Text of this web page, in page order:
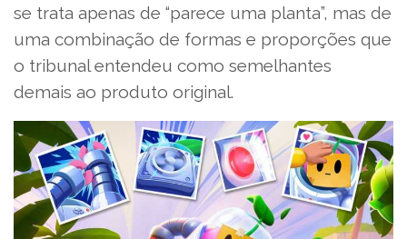
se trata apenas de “parece uma planta”, mas de
uma combinação de formas e proporções que
o tribunal entendeu como semelhantes
demais ao produto original.